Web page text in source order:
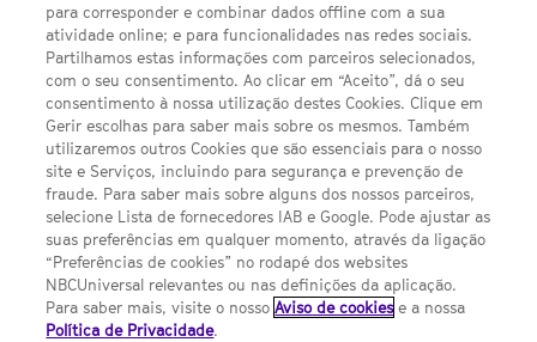
Escolhas de Anúncios
Política de privacidade
Termos E Condições
FILMES
UMA DIVISÃO DA NBCUNIVERSAL
Contact us by email: contact.SYFYPortugal@ncbuni.com
para corresponder e combinar dados offline com a sua
atividade online; e para funcionalidades nas redes sociais.
Partilhamos estas informações com parceiros selecionados,
com o seu consentimento. Ao clicar em “Aceito”, dá o seu
consentimento à nossa utilização destes Cookies. Clique em
Gerir escolhas para saber mais sobre os mesmos. Também
utilizaremos outros Cookies que são essenciais para o nosso
site e Serviços, incluindo para segurança e prevenção de
fraude. Para saber mais sobre alguns dos nossos parceiros,
selecione Lista de fornecedores IAB e Google. Pode ajustar as
suas preferências em qualquer momento, através da ligação
“Preferências de cookies” no rodapé dos websites
NBCUniversal relevantes ou nas definições da aplicação.
Para saber mais, visite o nossoAviso de cookies e a nossa
Política de Privacidade.